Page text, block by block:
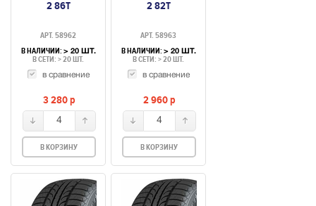
2 86T
АРТ. 58962
В НАЛИЧИИ: > 20 ШТ.
В СЕТИ: > 20 ШТ.
в сравнение
3 280p
4
В КОРЗИНУ
2 82T
АРТ. 58963
В НАЛИЧИИ: > 20 ШТ.
В СЕТИ: > 20 ШТ.
в сравнение
2 960p
4
В КОРЗИНУ